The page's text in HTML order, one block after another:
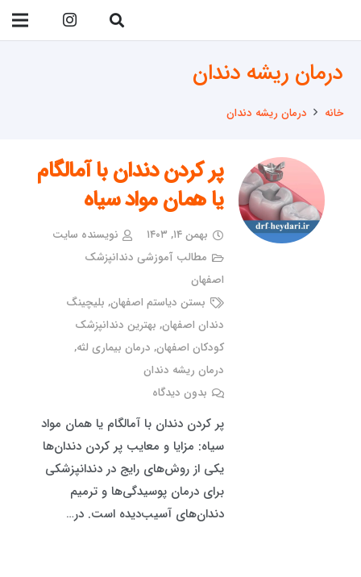
درمان ریشه دندان
خانه درمان ریشه دندان
پر کردن دندان با آمالگام
یا همان مواد سیاه
بهمن ۱۴, ۱۴۰۳
نویسنده سایت
مطالب آموزشی دندانپزشک
اصفهان
بستن دیاستم اصفهان, بلیچینگ
دندان اصفهان, بهترین دندانپزشک
کودکان اصفهان, درمان بیماری لثه,
درمان ریشه دندان
بدون دیدگاه
پر کردن دندان با آمالگام یا همان مواد
سیاه: مزایا و معایب پر کردن دندان‌ها
یکی از روش‌های رایج در دندانپزشکی
برای درمان پوسیدگی‌ها و ترمیم
دندان‌های آسیب‌دیده است. در…